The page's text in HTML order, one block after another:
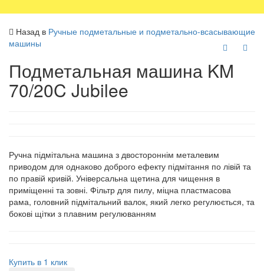
Назад в Ручные подметальные и подметально-всасывающие
машины
Подметальная машина KM
70/20C Jubilee
Ручна підмітальна машина з двостороннім металевим
приводом для однаково доброго ефекту підмітання по лівій та
по правій кривій. Універсальна щетина для чищення в
приміщенні та зовні. Фільтр для пилу, міцна пластмасова
рама, головний підмітальний валок, який легко регулюється, та
бокові щітки з плавним регулюванням
Купить в 1 клик